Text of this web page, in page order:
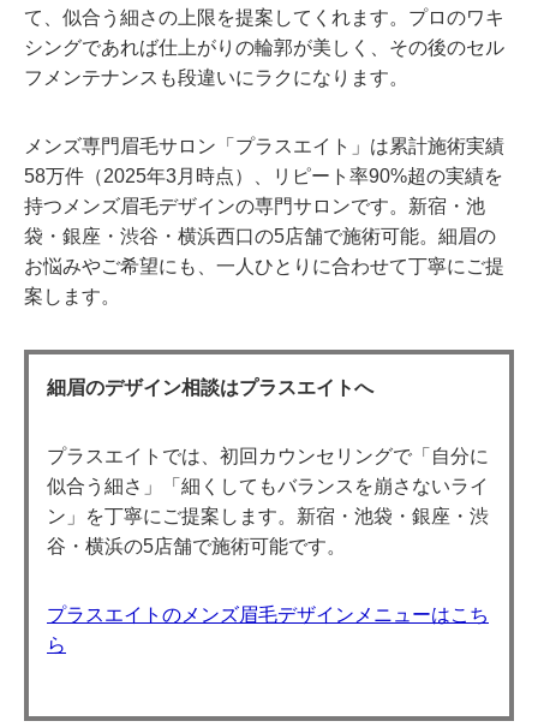
て、似合う細さの上限を提案してくれます。プロのワキ
シングであれば仕上がりの輪郭が美しく、その後のセル
フメンテナンスも段違いにラクになります。
メンズ専門眉毛サロン「プラスエイト」は累計施術実績
58万件（2025年3月時点）、リピート率90%超の実績を
持つメンズ眉毛デザインの専門サロンです。新宿・池
袋・銀座・渋谷・横浜西口の5店舗で施術可能。細眉の
お悩みやご希望にも、一人ひとりに合わせて丁寧にご提
案します。
細眉のデザイン相談はプラスエイトへ
プラスエイトでは、初回カウンセリングで「自分に
似合う細さ」「細くしてもバランスを崩さないライ
ン」を丁寧にご提案します。新宿・池袋・銀座・渋
谷・横浜の5店舗で施術可能です。
プラスエイトのメンズ眉毛デザインメニューはこち
ら